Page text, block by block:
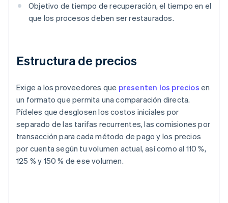
Objetivo de tiempo de recuperación, el tiempo en el
que los procesos deben ser restaurados.
Estructura de precios
Exige a los proveedores que presenten los precios en
un formato que permita una comparación directa.
Pídeles que desglosen los costos iniciales por
separado de las tarifas recurrentes, las comisiones por
transacción para cada método de pago y los precios
por cuenta según tu volumen actual, así como al 110 %,
125 % y 150 % de ese volumen.